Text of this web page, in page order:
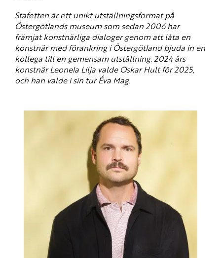
Stafetten är ett unikt utställningsformat på
Östergötlands museum som sedan 2006 har
främjat konstnärliga dialoger genom att låta en
konstnär med förankring i Östergötland bjuda in en
kollega till en gemensam utställning. 2024 års
konstnär Leonela Lilja valde Oskar Hult för 2025,
och han valde i sin tur Éva Mag.